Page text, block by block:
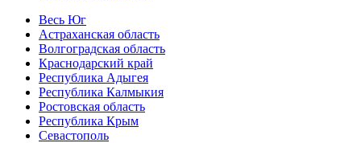
Весь Юг
Астраханская область
Волгоградская область
Краснодарский край
Республика Адыгея
Республика Калмыкия
Ростовская область
Республика Крым
Севастополь